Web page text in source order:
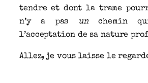
tendre et dont la trame
n’y a pas
unchemin
l’acceptation de sa nature
Allez, je vous laisse le